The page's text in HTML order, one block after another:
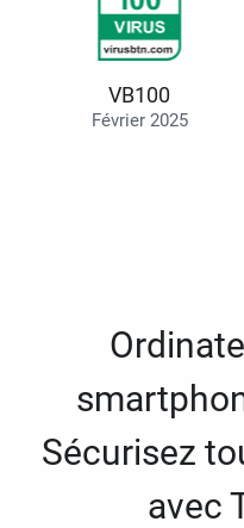
VB100
Février 2025
Sécurisez
avec